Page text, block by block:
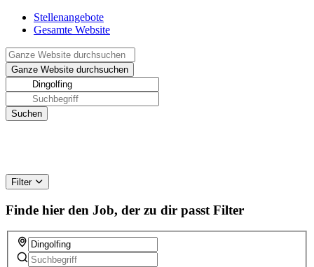
Stellenangebote
Gesamte Website
Filter
Finde hier den Job, der zu dir passt Filter